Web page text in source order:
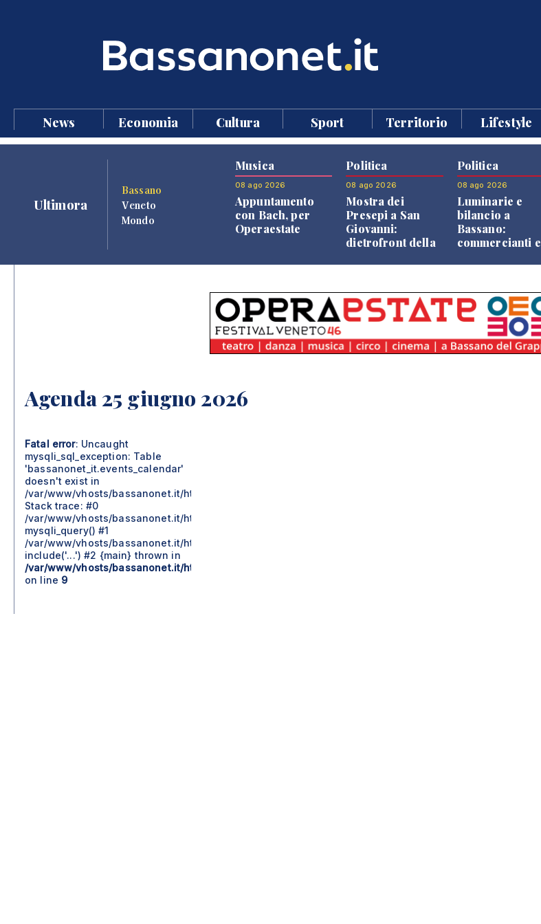
News Economia Cultura Sport Territorio Lifestyle
Ultimora
Bassano
Veneto
Mondo
Musica
08 ago 2026
Appuntamento
con Bach, per
Operaestate
Politica
08 ago 2026
Mostra dei
Presepi a San
Giovanni:
dietrofront della
Politica
08 ago 2026
Luminarie e
bilancio a
Bassano:
commercianti e
Agenda 25 giugno 2026
Fatal error: Uncaught
mysqli_sql_exception: Table
'bassanonet_it.events_calendar'
doesn't exist in
/var/www/vhosts/bassanonet.it/httpdocs/include/moduli/box_agenda.php:9
Stack trace: #0
/var/www/vhosts/bassanonet.it/httpdocs/include/moduli/box_agenda.php(9):
mysqli_query() #1
/var/www/vhosts/bassanonet.it/httpdocs/agenda.php(57):
include('...') #2 {main} thrown in
/var/www/vhosts/bassanonet.it/httpdocs/include/moduli/box_agenda.php
on line 9